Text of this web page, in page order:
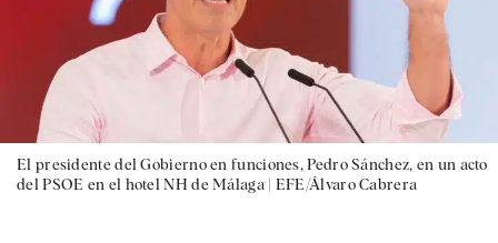
El presidente del Gobierno en funciones, Pedro Sánchez, en un acto
del PSOE en el hotel NH de Málaga | EFE/Álvaro Cabrera